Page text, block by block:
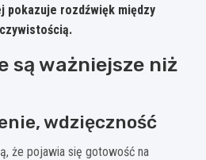
pokazuje rozdźwięk między
są ważniejsze niż
wdzięczność
że pojawia się gotowość na